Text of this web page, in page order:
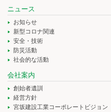
ニュース
お知らせ
新型コロナ関連
安全・技術
防災活動
社会的な活動
会社案内
創始者遺訓
経営方針
宮坂建設工業コーポレートビジョン